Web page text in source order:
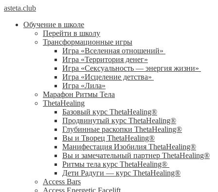
asteta.club
Обучение в школе
Перейти в школу
Трансформационные игры
Игра «Вселенная отношений»
Игра «Территория денег»
Игра «Сексуальность — энергия жизни»
Игра «Исцеление детства»
Игра «Лила»
Марафон Ритмы Тела
ThetaHealing
Базовый курс ThetaHealing®
Продвинутый курс ThetaHealing®
Глубинные раскопки ThetaHealing®
Вы и Творец ThetaHealing®
Манифестация Изобилия ThetaHealing®
Вы и замечательный партнер ThetaHealing®
Ритмы тела курс ThetaHealing®
Дети Радуги — курс ThetaHealing®
Access Bars
Access Energetic Facelift